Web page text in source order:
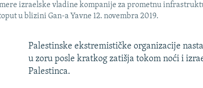
izraelske vladine kompanije za prometnu
u blizini Gan-a Yavne 12. novembra 2019.
Palestinske ekstremističke organizacije
u zoru posle kratkog zatišja tokom noći i
Palestinca.